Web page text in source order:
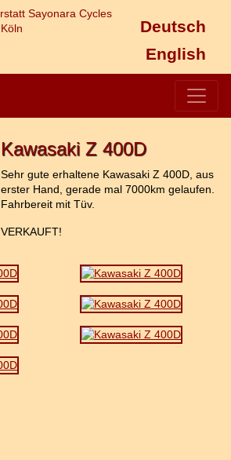
Deutsch
English
Kawasaki Z 400D
Sehr gute erhaltene Kawasaki Z 400D, aus
erster Hand, gerade mal 7000km gelaufen.
Fahrbereit mit Tüv.
VERKAUFT!